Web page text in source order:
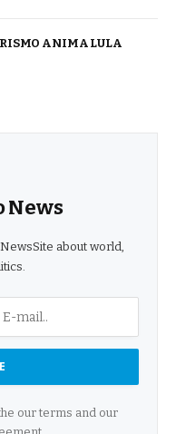
ANIMA LULA
News
about world,
our terms and our